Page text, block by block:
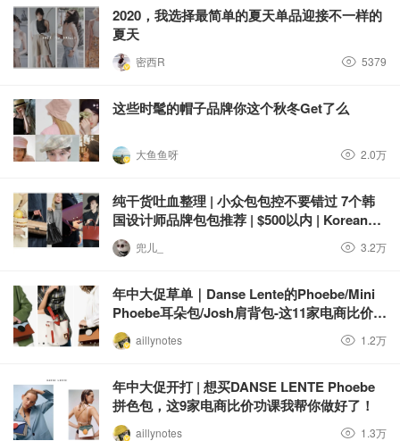
2020，我选择最简单的夏天单品迎接不一样的
夏天
密西R 5379
这些时髦的帽子品牌你这个秋冬Get了么
大鱼鱼呀 2.0万
纯干货吐血整理 | 小众包包控不要错过 7个韩
国设计师品牌包包推荐 | $500以内 | Korean
Designer Bags
兜儿_ 3.2万
年中大促草单｜Danse Lente的Phoebe/Mini
Phoebe耳朵包/Josh肩背包-这11家电商比价功
课我帮你做好了
aillynotes 1.2万
年中大促开打 | 想买DANSE LENTE Phoebe
拼色包，这9家电商比价功课我帮你做好了！
aillynotes 1.3万